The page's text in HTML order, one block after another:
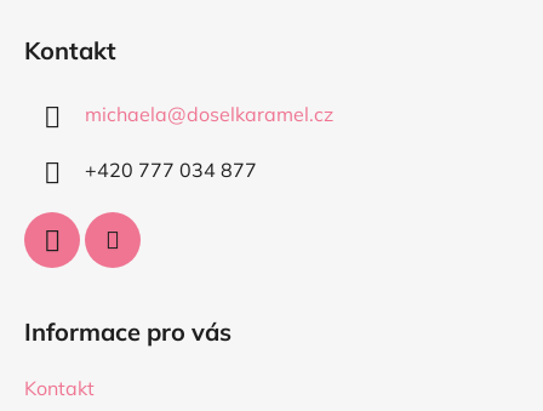
Kontakt
michaela@doselkaramel.cz
+420 777 034 877​
Informace pro vás
Kontakt